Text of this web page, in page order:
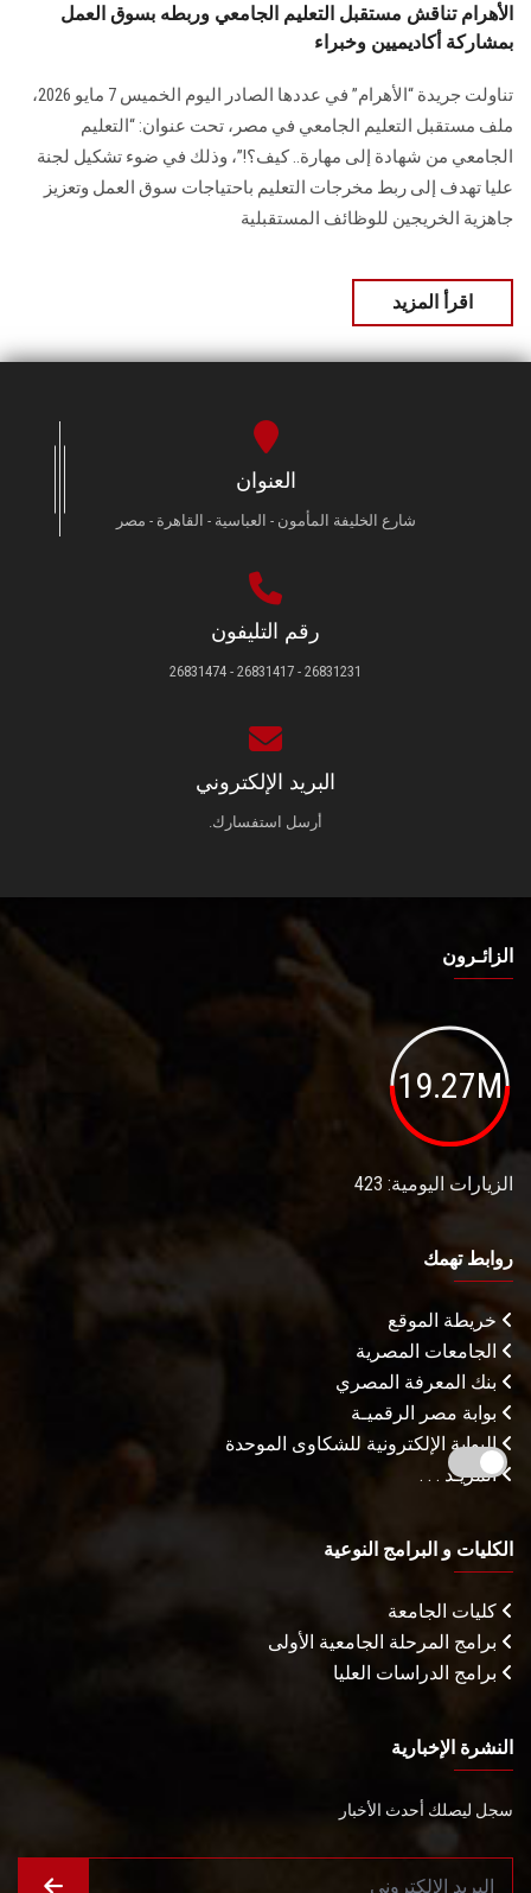
الزائـرون
سجل الان
الأهرام تناقش مستقبل التعليم الجامعي وربطه بسوق العمل
بمشاركة أكاديميين وخبراء
تناولت جريدة “الأهرام” في عددها الصادر اليوم الخميس 7 مايو 2026،
ملف مستقبل التعليم الجامعي في مصر، تحت عنوان: “التعليم
الجامعي من شهادة إلى مهارة.. كيف؟!”، وذلك في ضوء تشكيل لجنة
عليا تهدف إلى ربط مخرجات التعليم باحتياجات سوق العمل وتعزيز
جاهزية الخريجين للوظائف المستقبلية
اقرأ المزيد
العنوان
شارع الخليفة المأمون - العباسية - القاهرة - مصر
رقم التليفون
26831231 - 26831417 - 26831474
البريد الإلكتروني
أرسل استفسارك.
الزائـرون
19.27M
الزيارات اليومية: 423
روابط تهمك
خريطة الموقع
الجامعات المصرية
بنك المعرفة المصري
بوابة مصر الرقميـة
البوابة الإلكترونية للشكاوى الموحدة
المزيـد . . .
الكليات و البرامج النوعية
كليات الجامعة
برامج المرحلة الجامعية الأولى
برامج الدراسات العليا
النشرة الإخبارية
سجل ليصلك أحدث الأخبار